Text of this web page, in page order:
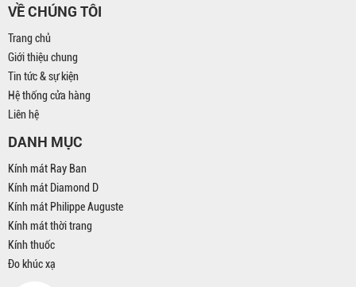
VỀ CHÚNG TÔI
Trang chủ
Giới thiệu chung
Tin tức & sự kiện
Hệ thống cửa hàng
Liên hệ
DANH MỤC
Kính mát Ray Ban
Kính mát Diamond D
Kính mát Philippe Auguste
Kính mát thời trang
Kính thuốc
Đo khúc xạ